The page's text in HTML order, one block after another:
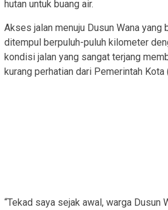
hutan untuk buang air.
Akses jalan menuju Dusun Wana yang
ditempul berpuluh-puluh kilometer
kondisi jalan yang sangat terjang
kurang perhatian dari Pemerintah Kota
“Tekad saya sejak awal, warga Dusun